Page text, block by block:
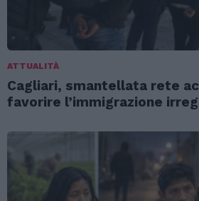
ATTUALITÀ
Cagliari, smantellata rete
favorire l’immigrazione